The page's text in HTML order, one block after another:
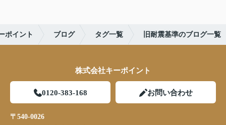
ポイント ブログ タグ一覧 旧耐震基準のブログ一覧
株式会社キーポイント
0120-383-168 お問い合わせ
〒540-0026